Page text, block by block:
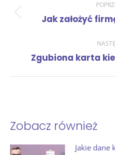
Nawigacja
wpisów
Jak założyć
Zgubiona karta
Zobacz również
Jakie dane